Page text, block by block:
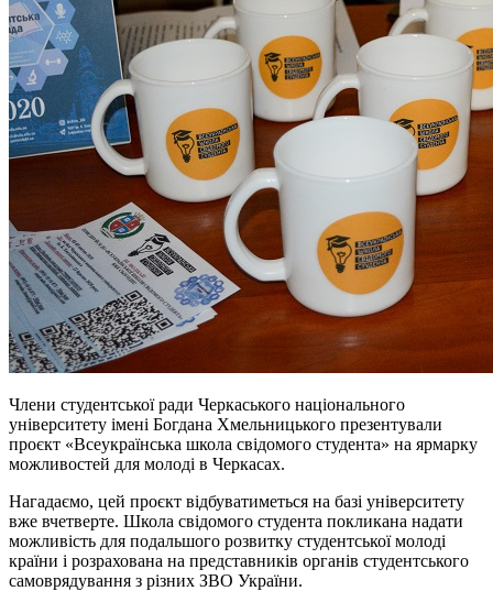
Члени студентської ради Черкаського національного
університету імені Богдана Хмельницького презентували
проєкт «Всеукраїнська школа свідомого студента» на ярмарку
можливостей для молоді в Черкасах.
Нагадаємо, цей проєкт відбуватиметься на базі університету
вже вчетверте. Школа свідомого студента покликана надати
можливість для подальшого розвитку студентської молоді
країни і розрахована на представників органів студентського
самоврядування з різних ЗВО України.